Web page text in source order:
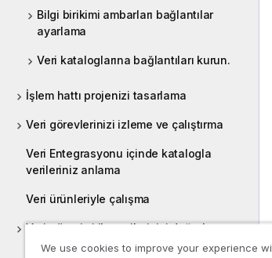
Bilgi birikimi ambarları bağlantılar
ayarlama
Veri kataloglarına bağlantıları kurun.
İşlem hattı projenizi tasarlama
Veri görevlerinizi izleme ve çalıştırma
Veri Entegrasyonu içinde katalogla
verileriniz anlama
Veri ürünleriyle çalışma
Veri gözetimi ile verilerinizi doğrulama
ve düzeltme
We use cookies to improve your experience